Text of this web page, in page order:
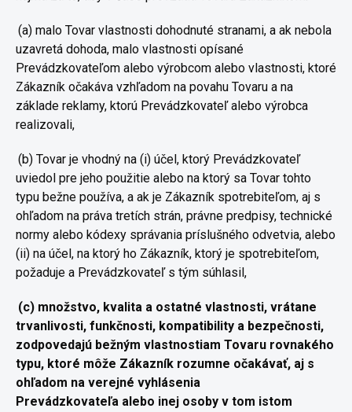
(a) malo Tovar vlastnosti dohodnuté stranami, a ak nebola
uzavretá dohoda, malo vlastnosti opísané
Prevádzkovateľom alebo výrobcom alebo vlastnosti, ktoré
Zákazník očakáva vzhľadom na povahu Tovaru a na
základe reklamy, ktorú Prevádzkovateľ alebo výrobca
realizovali,
(b) Tovar je vhodný na (i) účel, ktorý Prevádzkovateľ
uviedol pre jeho použitie alebo na ktorý sa Tovar tohto
typu bežne používa, a ak je Zákazník spotrebiteľom, aj s
ohľadom na práva tretích strán, právne predpisy, technické
normy alebo kódexy správania príslušného odvetvia, alebo
(ii) na účel, na ktorý ho Zákazník, ktorý je spotrebiteľom,
požaduje a Prevádzkovateľ s tým súhlasil,
(c) množstvo, kvalita a ostatné vlastnosti, vrátane
trvanlivosti, funkčnosti, kompatibility a bezpečnosti,
zodpovedajú bežným vlastnostiam Tovaru rovnakého
typu, ktoré môže Zákazník rozumne očakávať, aj s
ohľadom na verejné vyhlásenia
Prevádzkovateľa alebo inej osoby v tom istom